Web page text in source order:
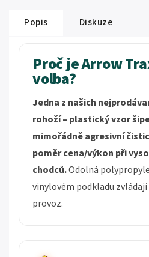
Popis Diskuze
Proč je Arrow
volba?
Jedna z našich
rohoží – plastický vzor
mimořádně agresivní
poměr cena/výkon při
chodců.Odolná
vinylovém podkladu
provoz.